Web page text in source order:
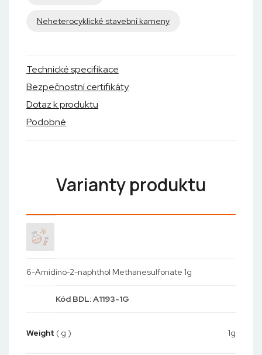
Neheterocyklické stavební kameny
Technické specifikace
Bezpečnostní certifikáty
Dotaz k produktu
Podobné
Varianty produktu
6-Amidino-2-naphthol Methanesulfonate 1g
Kód BDL: A1193-1G
Weight ( g ) 1g